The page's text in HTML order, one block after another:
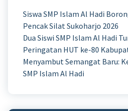
Siswa SMP Islam Al Hadi
Pencak Silat Sukoharjo 2026
Dua Siswi SMP Islam Al Hadi
Peringatan HUT ke-80
Menyambut Semangat Baru:
SMP Islam Al Hadi